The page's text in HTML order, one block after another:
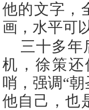
他的文字，
画，水平可
三十多年
机，徐策
哨，强调“
他自己，也